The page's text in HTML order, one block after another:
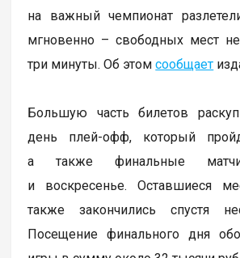
на важный чемпионат
мгновенно – свободных мест не
три минуты. Об этомсообщает
Большую часть билетов
день плей-офф, который
а также финальные
и воскресенье. Оставшиеся
также закончились спустя
Посещение финального дня